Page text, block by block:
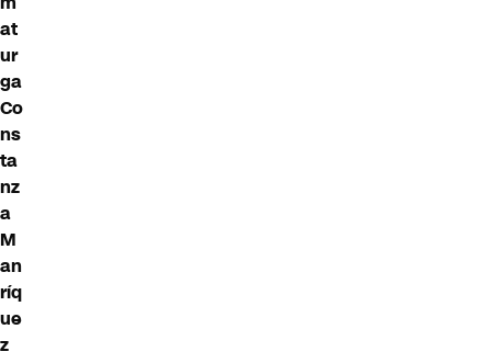
at
ur
ga
Co
ns
ta
nz
a
M
an
ríq
ue
z